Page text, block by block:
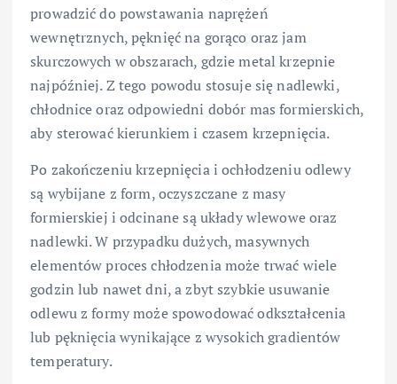
prowadzić do powstawania naprężeń
wewnętrznych, pęknięć na gorąco oraz jam
skurczowych w obszarach, gdzie metal krzepnie
najpóźniej. Z tego powodu stosuje się nadlewki,
chłodnice oraz odpowiedni dobór mas formierskich,
aby sterować kierunkiem i czasem krzepnięcia.
Po zakończeniu krzepnięcia i ochłodzeniu odlewy
są wybijane z form, oczyszczane z masy
formierskiej i odcinane są układy wlewowe oraz
nadlewki. W przypadku dużych, masywnych
elementów proces chłodzenia może trwać wiele
godzin lub nawet dni, a zbyt szybkie usuwanie
odlewu z formy może spowodować odkształcenia
lub pęknięcia wynikające z wysokich gradientów
temperatury.